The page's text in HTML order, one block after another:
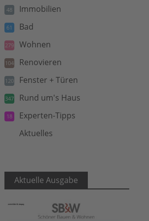
48 Immobilien
61 Bad
279 Wohnen
104 Renovieren
120 Fenster + Türen
347 Rund um's Haus
18 Experten-Tipps
Aktuelles
Aktuelle Ausgabe